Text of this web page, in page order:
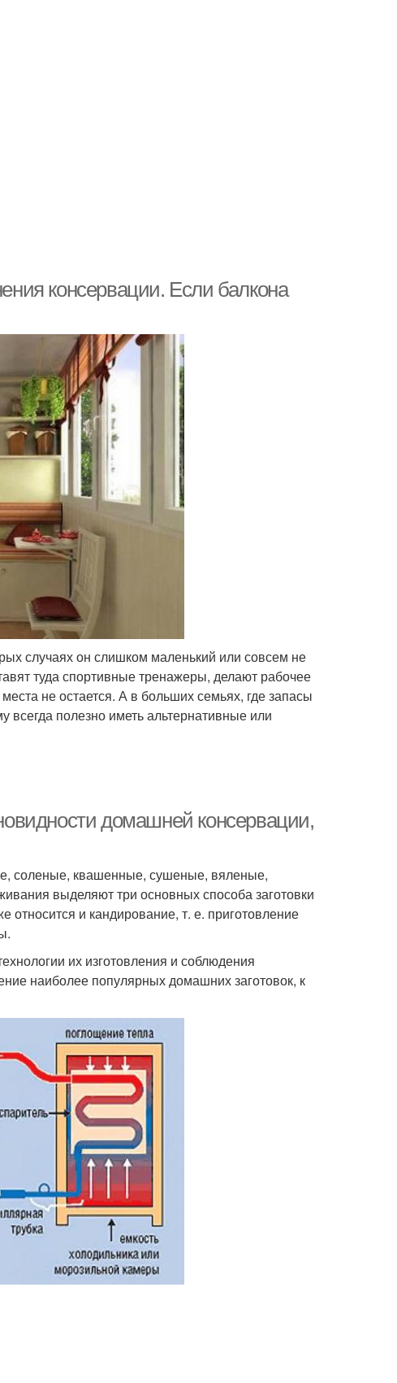
консервации. Если балкона
случаях он слишком маленький или совсем не
туда спортивные тренажеры, делают рабочее
не остается. А в больших семьях, где запасы
всегда полезно иметь альтернативные или
домашней консервации,
соленые, квашенные, сушеные, вяленые,
выделяют три основных способа заготовки
и кандирование, т. е. приготовление
их изготовления и соблюдения
наиболее популярных домашних заготовок, к